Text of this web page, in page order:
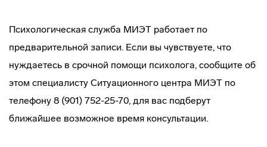
Психологическая служба МИЭТ работает по
предварительной записи. Если вы чувствуете, что
нуждаетесь в срочной помощи психолога, сообщите об
этом специалисту Ситуационного центра МИЭТ по
телефону 8 (901) 752-25-70, для вас подберут
ближайшее возможное время консультации.